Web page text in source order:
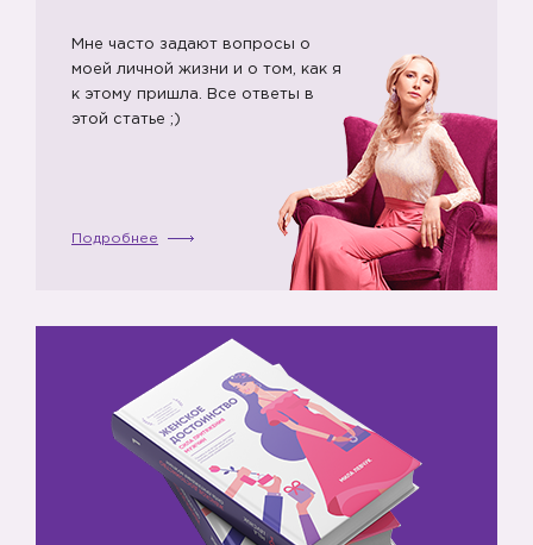
Мне часто задают вопросы о
моей личной жизни и о том, как я
к этому пришла. Все ответы в
этой статье ;)
Подробнее